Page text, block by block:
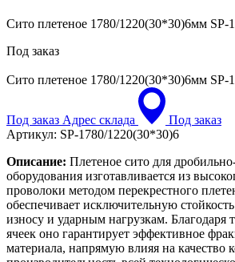
Сито плетеное 1780/1220(30*30)6мм SP-
Под заказ
Сито плетеное 1780/1220(30*30)6мм SP-
Под заказ Адрес склада
Под заказ
Артикул: SP-1780/1220(30*30)6
Описание: Плетеное сито для
оборудования изготавливается из
проволоки методом перекрестного
обеспечивает исключительную
износу и ударным нагрузкам. Благодаря
ячеек оно гарантирует эффективное
материала, напрямую влияя на качество